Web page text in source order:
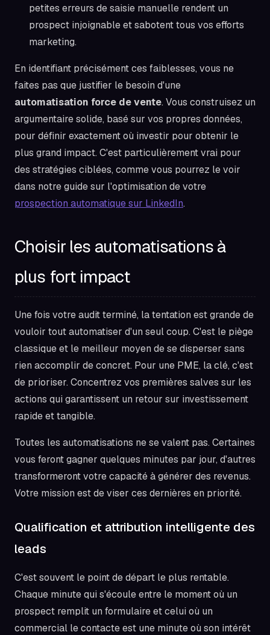
petites erreurs de saisie manuelle rendent un
prospect injoignable et sabotent tous vos efforts
marketing.
En identifiant précisément ces faiblesses, vous ne
faites pas que justifier le besoin d'une
automatisation force de vente. Vous construisez un
argumentaire solide, basé sur vos propres données,
pour définir exactement où investir pour obtenir le
plus grand impact. C'est particulièrement vrai pour
des stratégies ciblées, comme vous pourrez le voir
dans notre guide sur l'optimisation de votre
prospection automatique sur LinkedIn.
Choisir les automatisations à
plus fort impact
Une fois votre audit terminé, la tentation est grande de
vouloir tout automatiser d'un seul coup. C'est le piège
classique et le meilleur moyen de se disperser sans
rien accomplir de concret. Pour une PME, la clé, c'est
de prioriser. Concentrez vos premières salves sur les
actions qui garantissent un retour sur investissement
rapide et tangible.
Toutes les automatisations ne se valent pas. Certaines
vous feront gagner quelques minutes par jour, d'autres
transformeront votre capacité à générer des revenus.
Votre mission est de viser ces dernières en priorité.
Qualification et attribution intelligente des
leads
C'est souvent le point de départ le plus rentable.
Chaque minute qui s'écoule entre le moment où un
prospect remplit un formulaire et celui où un
commercial le contacte est une minute où son intérêt